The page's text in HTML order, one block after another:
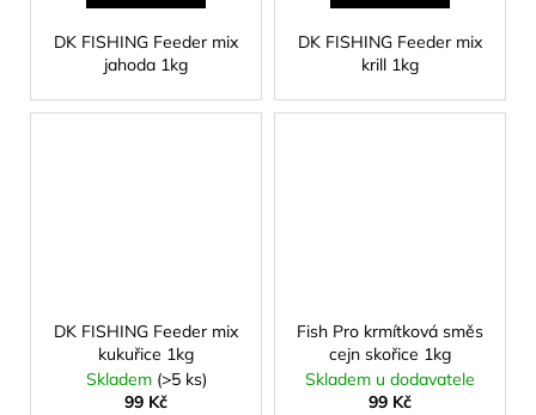
DK FISHING Feeder mix
jahoda 1kg
DK FISHING Feeder mix
krill 1kg
DK FISHING Feeder mix
kukuřice 1kg
Skladem (>5 ks)
99 Kč
Fish Pro krmítková směs
cejn skořice 1kg
Skladem u dodavatele
99 Kč